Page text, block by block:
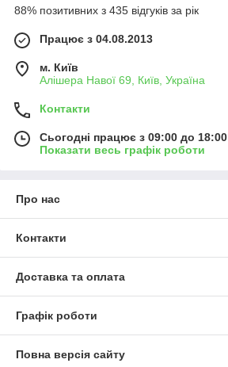
88% позитивних з 435 відгуків за рік
Працює з 04.08.2013
м. Київ
Алішера Навої 69, Київ, Україна
Контакти
Сьогодні працює з 09:00 до 18:00
Показати весь графік роботи
Про нас
Контакти
Доставка та оплата
Графік роботи
Повна версія сайту